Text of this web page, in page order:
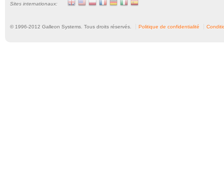
Sites internationaux:
© 1996-2012 Galleon Systems. Tous droits réservés. Politique de confidentialité